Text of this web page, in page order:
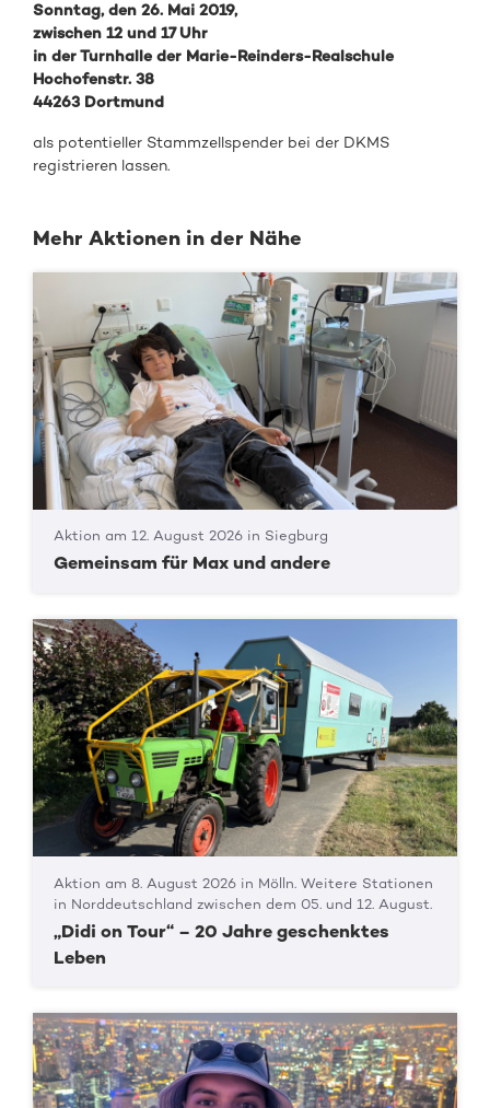
Sonntag, den 26. Mai 2019,
zwischen 12 und 17 Uhr
in der Turnhalle der Marie-Reinders-Realschule
Hochofenstr. 38
44263 Dortmund
als potentieller Stammzellspender bei der DKMS
registrieren lassen.
Mehr Aktionen in der Nähe
Aktion am 12. August 2026 in Siegburg
Gemeinsam für Max und andere
Aktion am 8. August 2026 in Mölln. Weitere Stationen
in Norddeutschland zwischen dem 05. und 12. August.
„Didi on Tour“ – 20 Jahre geschenktes
Leben